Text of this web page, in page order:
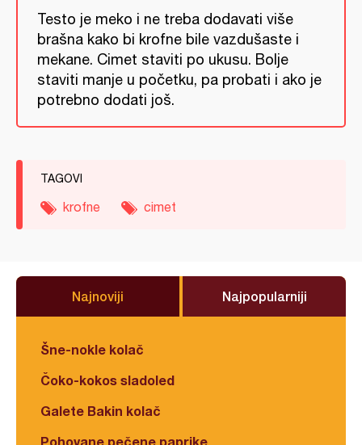
Testo je meko i ne treba dodavati više
brašna kako bi krofne bile vazdušaste i
mekane. Cimet staviti po ukusu. Bolje
staviti manje u početku, pa probati i ako je
potrebno dodati još.
TAGOVI
krofne cimet
Najnoviji Najpopularniji
Šne-nokle kolač
Čoko-kokos sladoled
Galete Bakin kolač
Pohovane pečene paprike